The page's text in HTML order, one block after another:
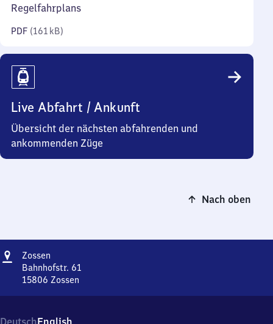
Regelfahrplans
PDF (161 kB)
Live Abfahrt / Ankunft
Übersicht der nächsten abfahrenden und
ankommenden Züge
Nach oben
Adresse
Zossen
Bahnhofstr. 61
15806 Zossen
61,
DeutschEnglish